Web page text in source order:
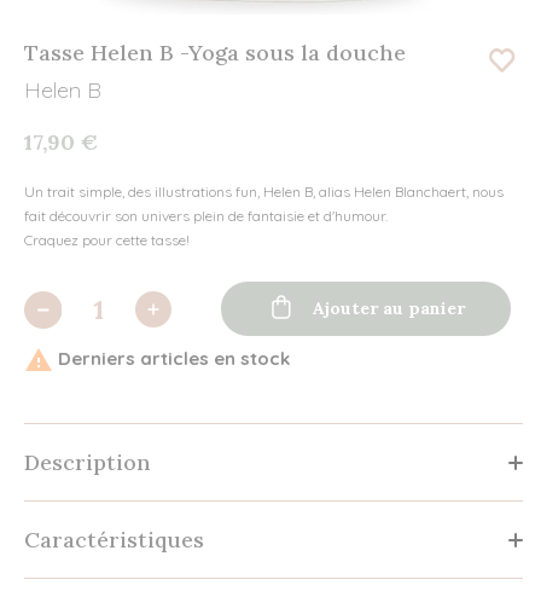
Tasse Helen B -Yoga sous la douche
Helen B
17,90 €
Un trait simple, des illustrations fun, Helen B, alias Helen Blanchaert, nous
fait découvrir son univers plein de fantaisie et d'humour.
Craquez pour cette tasse!
 Ajouter au panier
 Derniers articles en stock
Description
Caractéristiques